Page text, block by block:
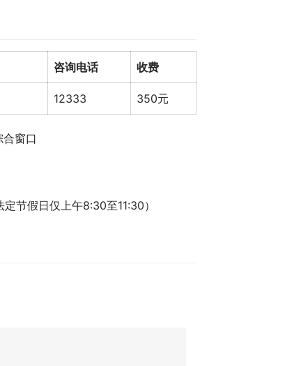
咨询电话 收费
12333 350元
窗口
节假日仅上午8:30至11:30）